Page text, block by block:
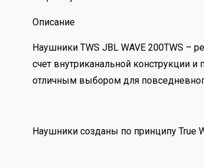
Описание
Наушники TWS JBL WAVE 200TWS –
счет внутриканальной конструкции
отличным выбором для
Наушники созданы по принципу True